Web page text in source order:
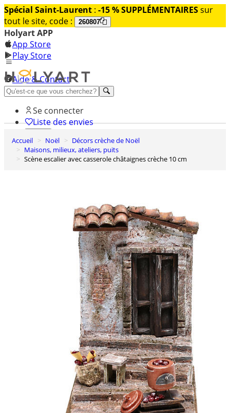
Spécial Saint-Laurent : -15 % SUPPLÉMENTAIRESsur
tout le site, code :
260807
Holyart APP
App Store
Play Store
Aide & Contact
Découvrez Premium
Se connecter
Liste des envies
0
Panier
Accueil Noël
Décors crèche de Noël
Maisons, milieux, ateliers, puits
Scène escalier avec casserole châtaignes crèche 10 cm